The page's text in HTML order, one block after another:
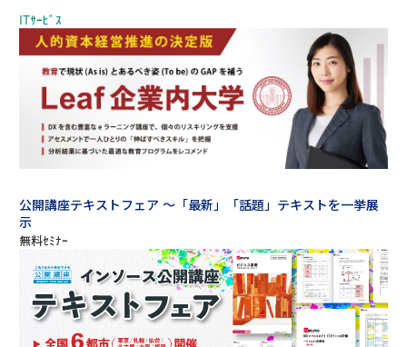
公開講座テキストフェア ～「最新」「話題」テキストを一挙展
示